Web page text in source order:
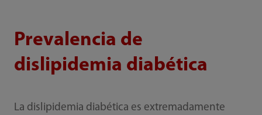
Prevalencia de
dislipidemia diabética
La dislipidemia diabética es extremadamente